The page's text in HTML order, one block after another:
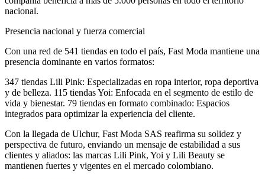
nacional.
Presencia nacional y fuerza comercial
Con una red de 541 tiendas en todo el país, Fast Moda mantiene una
presencia dominante en varios formatos:
347 tiendas Lili Pink: Especializadas en ropa interior, ropa deportiva
y de belleza. 115 tiendas Yoi: Enfocada en el segmento de estilo de
vida y bienestar. 79 tiendas en formato combinado: Espacios
integrados para optimizar la experiencia del cliente.
Con la llegada de Ulchur, Fast Moda SAS reafirma su solidez y
perspectiva de futuro, enviando un mensaje de estabilidad a sus
clientes y aliados: las marcas Lili Pink, Yoi y Lili Beauty se
mantienen fuertes y vigentes en el mercado colombiano.